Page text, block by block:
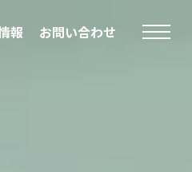
報 お問い合わせ